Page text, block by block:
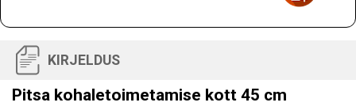
KIRJELDUS
Pitsa kohaletoimetamise kott 45 cm